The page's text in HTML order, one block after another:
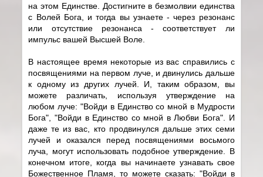
на этом Единстве. Достигните в безмолвии единства
с Волей Бога, и тогда вы узнаете - через резонанс
или отсутствие резонанса - соответствует ли
импульс вашей Высшей Воле.
В настоящее время некоторые из вас справились с
посвящениями на первом луче, и двинулись дальше
к одному из других лучей. И, таким образом, вы
можете различать, используя утверждение на
любом луче: "Войди в Единство со мной в Мудрости
Бога", "Войди в Единство со мной в Любви Бога". И
даже те из вас, кто продвинулся дальше этих семи
лучей и оказался перед посвящениями восьмого
луча, могут использовать подобное утверждение. В
конечном итоге, когда вы начинаете узнавать свое
Божественное Пламя, то можете сказать: "Войди в